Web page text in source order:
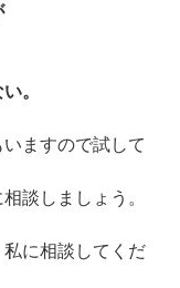
。
ますので試して
談しましょう。
に相談してくだ